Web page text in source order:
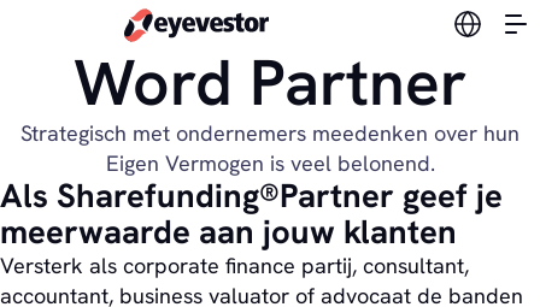
Word Partner
Strategisch met ondernemers meedenken over hun
Eigen Vermogen is veel belonend.
Als Sharefunding®Partner geef je
meerwaarde aan jouw klanten
Versterk als corporate finance partij, consultant,
accountant, business valuator of advocaat de banden